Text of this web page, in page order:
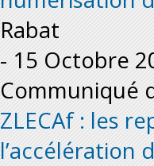
Rabat
- 15 Octobre
Communiqué
ZLECAf : les
l’accélération